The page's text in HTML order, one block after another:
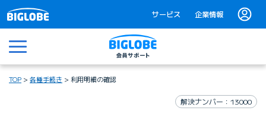
サービス 企業情報
メニュー
TOP 各種手続き 利用明細の確認
解決ナンバー：13000